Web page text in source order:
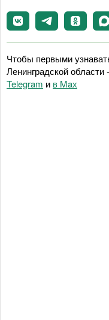
Чтобы первыми
Ленинградской
Telegram и в Maх